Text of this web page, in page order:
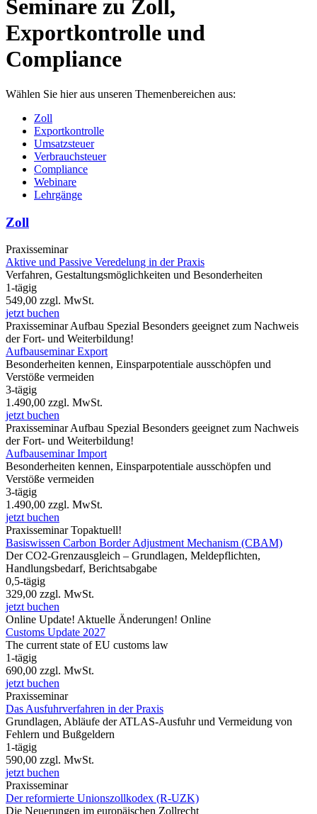
Seminare zu Zoll,
Exportkontrolle und
Compliance
Wählen Sie hier aus unseren Themenbereichen aus:
Zoll
Exportkontrolle
Umsatzsteuer
Verbrauchsteuer
Compliance
Webinare
Lehrgänge
Zoll
Praxisseminar
Aktive und Passive Veredelung in der Praxis
Verfahren, Gestaltungsmöglichkeiten und Besonderheiten
1-tägig
549,00 zzgl. MwSt.
jetzt buchen
Praxisseminar Aufbau Spezial Besonders geeignet zum Nachweis
der Fort- und Weiterbildung!
Aufbauseminar Export
Besonderheiten kennen, Einsparpotentiale ausschöpfen und
Verstöße vermeiden
3-tägig
1.490,00 zzgl. MwSt.
jetzt buchen
Praxisseminar Aufbau Spezial Besonders geeignet zum Nachweis
der Fort- und Weiterbildung!
Aufbauseminar Import
Besonderheiten kennen, Einsparpotentiale ausschöpfen und
Verstöße vermeiden
3-tägig
1.490,00 zzgl. MwSt.
jetzt buchen
Praxisseminar Topaktuell!
Basiswissen Carbon Border Adjustment Mechanism (CBAM)
Der CO2-Grenzausgleich – Grundlagen, Meldepflichten,
Handlungsbedarf, Berichtsabgabe
0,5-tägig
329,00 zzgl. MwSt.
jetzt buchen
Online Update! Aktuelle Änderungen! Online
Customs Update 2027
The current state of EU customs law
1-tägig
690,00 zzgl. MwSt.
jetzt buchen
Praxisseminar
Das Ausfuhrverfahren in der Praxis
Grundlagen, Abläufe der ATLAS-Ausfuhr und Vermeidung von
Fehlern und Bußgeldern
1-tägig
590,00 zzgl. MwSt.
jetzt buchen
Praxisseminar
Der reformierte Unionszollkodex (R-UZK)
Die Neuerungen im europäischen Zollrecht